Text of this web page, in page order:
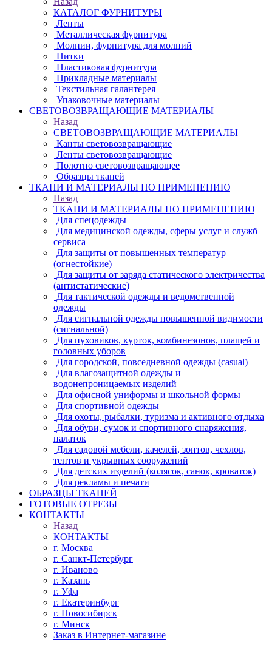
КАТАЛОГ ФУРНИТУРЫ
Ленты
Металлическая фурнитура
Молнии, фурнитура для молний
Нитки
Пластиковая фурнитура
Прикладные материалы
Текстильная галантерея
Упаковочные материалы
СВЕТОВОЗВРАЩАЮЩИЕ МАТЕРИАЛЫ
Назад
СВЕТОВОЗВРАЩАЮЩИЕ МАТЕРИАЛЫ
Канты световозвращающие
Ленты световозвращающие
Полотно световозвращающее
Образцы тканей
ТКАНИ И МАТЕРИАЛЫ ПО ПРИМЕНЕНИЮ
Назад
ТКАНИ И МАТЕРИАЛЫ ПО ПРИМЕНЕНИЮ
Для спецодежды
Для медицинской одежды, сферы услуг и служб
сервиса
Для защиты от повышенных температур
(огнестойкие)
Для защиты от заряда статического электричества
(антистатические)
Для тактической одежды и ведомственной
одежды
Для сигнальной одежды повышенной видимости
(сигнальной)
Для пуховиков, курток, комбинезонов, плащей и
головных уборов
Для городской, повседневной одежды (casual)
Для влагозащитной одежды и
водонепроницаемых изделий
Для офисной униформы и школьной формы
Для спортивной одежды
Для охоты, рыбалки, туризма и активного отдыха
Для обуви, сумок и спортивного снаряжения,
палаток
Для садовой мебели, качелей, зонтов, чехлов,
тентов и укрывных сооружений
Для детских изделий (колясок, санок, кроваток)
Для рекламы и печати
ОБРАЗЦЫ ТКАНЕЙ
ГОТОВЫЕ ОТРЕЗЫ
КОНТАКТЫ
Назад
КОНТАКТЫ
г. Москва
г. Санкт-Петербург
г. Иваново
г. Казань
г. Уфа
г. Екатеринбург
г. Новосибирск
г. Минск
Заказ в Интернет-магазине